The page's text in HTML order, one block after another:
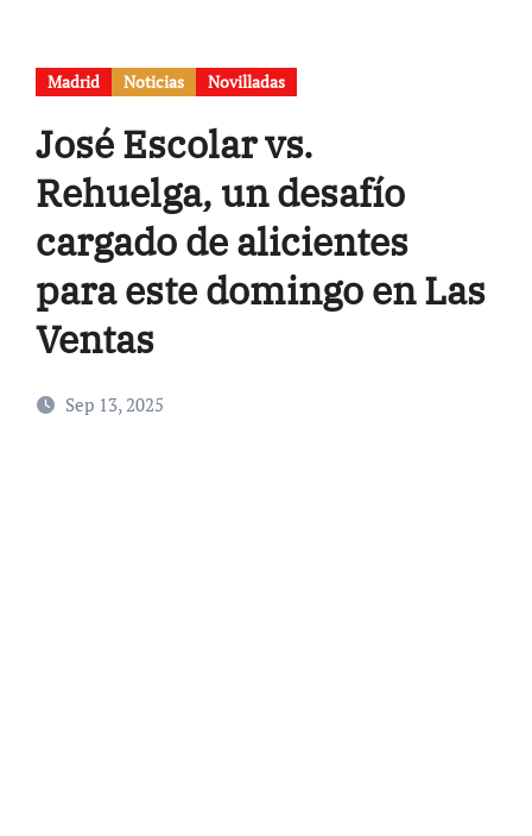
Madrid Noticias Novilladas
José Escolar vs.
Rehuelga, un desafío
cargado de alicientes
para este domingo en Las
Ventas
Sep 13, 2025